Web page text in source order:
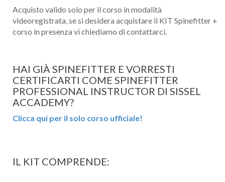
Acquisto valido solo per il corso in modalità
videoregistrata, se si desidera acquistare il KIT Spinefitter +
corso in presenza vi chiediamo di contattarci.
HAI GIÀ SPINEFITTER E VORRESTI
CERTIFICARTI COME SPINEFITTER
PROFESSIONAL INSTRUCTOR DI SISSEL
ACCADEMY?
Clicca qui per il solo corso ufficiale!
IL KIT COMPRENDE: